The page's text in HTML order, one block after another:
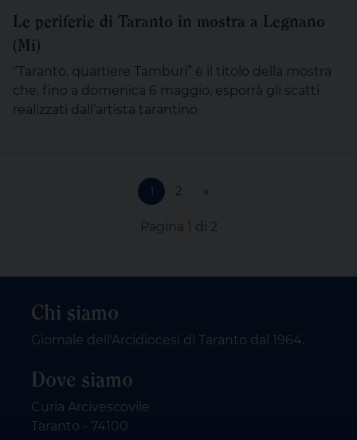
Le periferie di Taranto in mostra a Legnano
(Mi)
“Taranto, quartiere Tamburi” è il titolo della mostra
che, fino a domenica 6 maggio, esporrà gli scatti
realizzati dall’artista tarantino
1 2 »
Pagina 1 di 2
Chi siamo
Giornale dell'Arcidiocesi di Taranto dal 1964.
Dove siamo
Curia Arcivescovile
Taranto - 74100